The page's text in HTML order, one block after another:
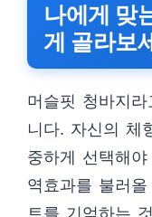
나에게 맞
게 골라보
머슬핏 청바지
니다. 자신의 체
중하게 선택해
역효과를 불러
트를 기억하는